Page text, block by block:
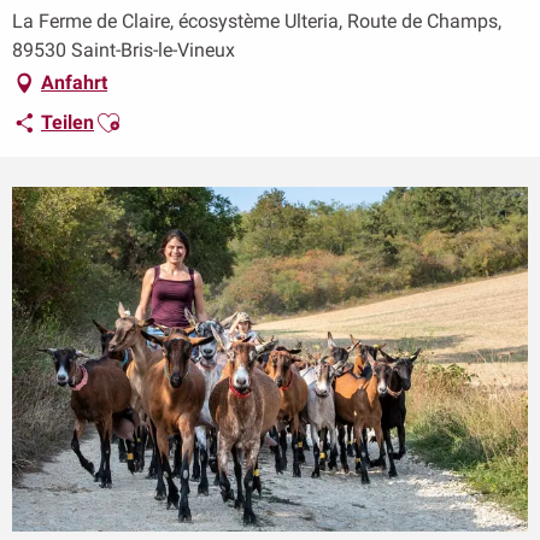
La Ferme de Claire, écosystème Ulteria, Route de Champs,
89530 Saint-Bris-le-Vineux
Anfahrt
TeilenAjouter aux favoris